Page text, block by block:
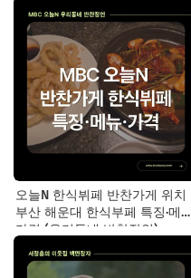
오늘N 한식뷔페 반찬가게 위치
부산 해운대 한식부페 특징·메뉴·
가격 (우리동네 반찬장인)